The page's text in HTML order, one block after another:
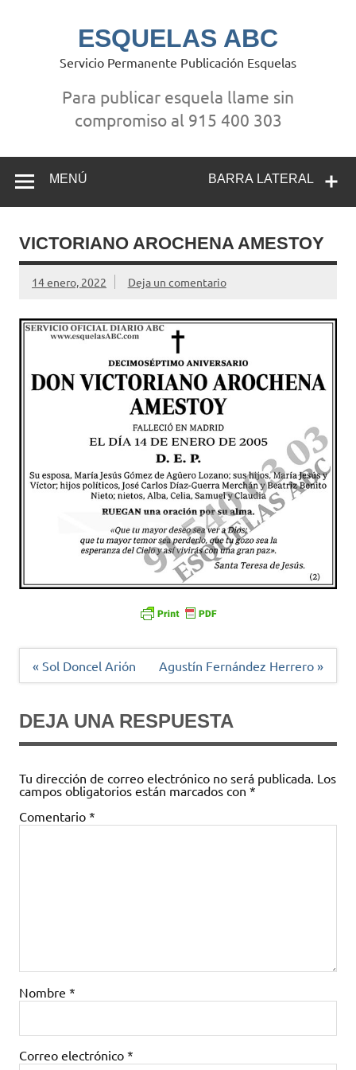
ESQUELAS ABC
Servicio Permanente Publicación Esquelas
Para publicar esquela llame sin
compromiso al 915 400 303
BARRA LATERAL
MENÚ
VICTORIANO AROCHENA AMESTOY
14 enero, 2022 Deja un comentario
Navegación
« Sol Doncel Arión Agustín Fernández Herrero »
DEJA UNA RESPUESTA
Tu dirección de correo electrónico no será publicada. Los
campos obligatorios están marcados con *
Comentario *
Nombre *
Correo electrónico *